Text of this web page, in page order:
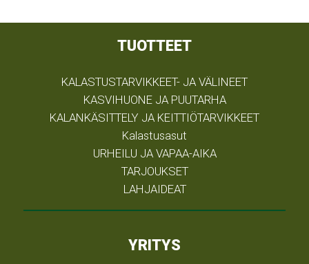
TUOTTEET
KALASTUSTARVIKKEET- JA VÄLINEET
KASVIHUONE JA PUUTARHA
KALANKÄSITTELY JA KEITTIÖTARVIKKEET
Kalastusasut
URHEILU JA VAPAA-AIKA
TARJOUKSET
LAHJAIDEAT
YRITYS